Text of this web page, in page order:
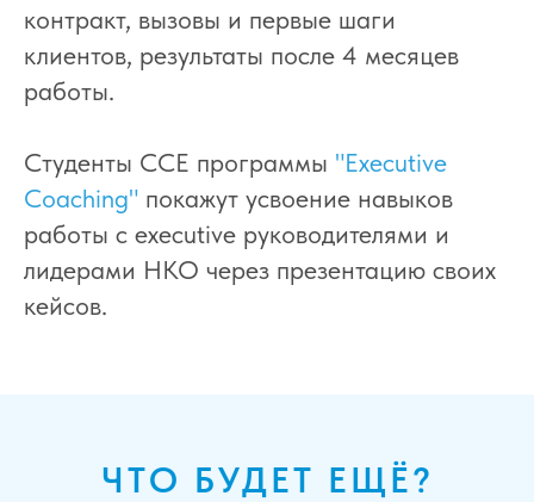
контракт, вызовы и первые шаги
клиентов, результаты после 4 месяцев
работы.
Студенты CCE программы "Executive
Coaching" покажут усвоение навыков
работы с executive руководителями и
лидерами НКО через презентацию своих
кейсов.
ЧТО БУДЕТ ЕЩЁ?